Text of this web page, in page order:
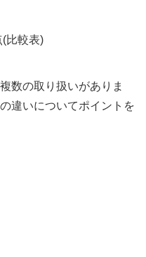
比較表)
数の取り扱いがありま
違いについてポイントを